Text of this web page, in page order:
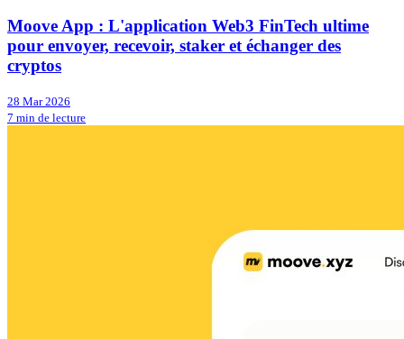
Moove App : L'application Web3 FinTech ultime
pour envoyer, recevoir, staker et échanger des
cryptos
28 Mar 2026
7 min de lecture